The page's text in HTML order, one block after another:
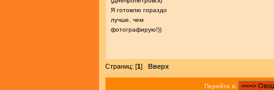
Я готовлю гораздо
лучше, чем
фотографирую!))
Страниц: [1] Вверх
Перейти в: